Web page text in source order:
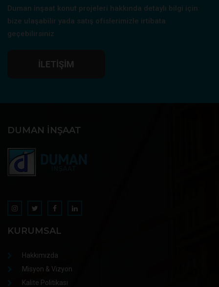
Duman inşaat konut projeleri hakkında detaylı bilgi için
bize ulaşabilir yada satış ofislerimizle irtibata
geçebilirsiniz
İLETIŞIM
DUMAN İNŞAAT
KURUMSAL
Hakkımızda
Misyon & Vizyon
Kalite Politikası